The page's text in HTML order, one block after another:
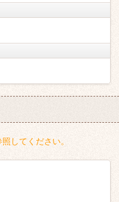
してください。